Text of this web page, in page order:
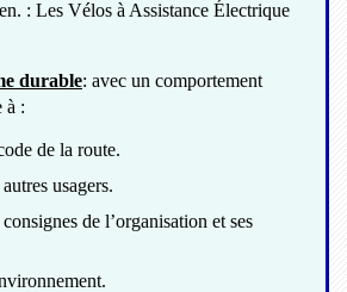
: Les Vélos à Assistance Électrique
durable: avec un comportement
à :
de la route.
usagers.
de l’organisation et ses